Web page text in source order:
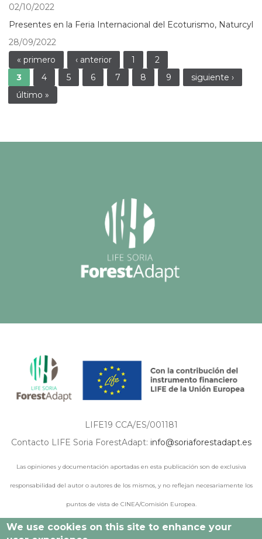
02/10/2022
Presentes en la Feria Internacional del Ecoturismo, Naturcyl
28/09/2022
Páginas
« primero ‹ anterior 1
2
3
4 5 6 7 8 9
siguiente ›
último »
LIFE19 CCA/ES/001181
Contacto LIFE Soria ForestAdapt: info@soriaforestadapt.es
Las opiniones y documentación aportadas en esta publicación son de exclusiva
responsabilidad del autor o autores de los mismos, y no reflejan necesariamente los
puntos de vista de CINEA/Comisión Europea.
We use cookies on this site to enhance your